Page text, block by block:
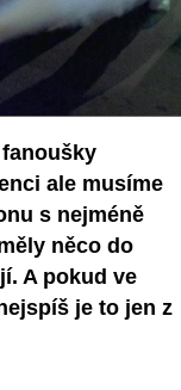
ale musíme
s nejméně
něco do
A pokud ve
je to jen z